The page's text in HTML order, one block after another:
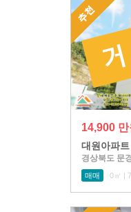
14,900 만
대원아파
경상북도 문
매매 0㎡ |